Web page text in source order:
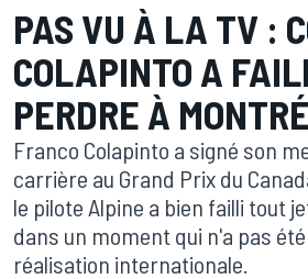
PAS VU À LA TV :
COLAPINTO A
PERDRE À
Franco Colapinto a signé son
carrière au Grand Prix du
le pilote Alpine a bien failli tout
dans un moment qui n'a pas
réalisation internationale.